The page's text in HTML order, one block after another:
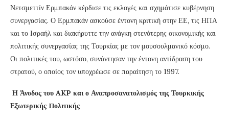
Νετσμεττίν Ερμπακάν κέρδισε τις εκλογές και σχημάτισε κυβέρνηση
συνεργασίας. Ο Ερμπακάν ασκούσε έντονη κριτική στην ΕΕ, τις ΗΠΑ
και το Ισραήλ και διακήρυττε την ανάγκη στενότερης οικονομικής και
πολιτικής συνεργασίας της Τουρκίας με τον μουσουλμανικό κόσμο.
Οι πολιτικές του, ωστόσο, συνάντησαν την έντονη αντίδραση του
στρατού, ο οποίος τον υποχρέωσε σε παραίτηση το 1997.
Η Άνοδος του AKP και ο Αναπροσανατολισμός της Τουρκικής
Εξωτερικής Πολιτικής